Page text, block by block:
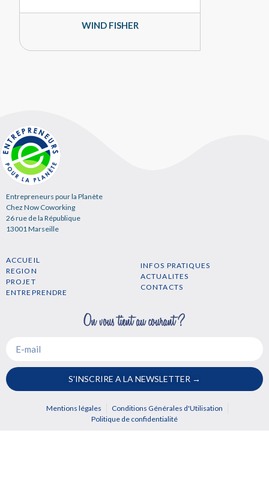
WIND FISHER
Entrepreneurs pour la Planète
Chez Now Coworking
26 rue de la République
13001 Marseille
ACCUEIL
REGION
PROJET
ENTREPRENDRE
INFOS PRATIQUES
ACTUALITES
CONTACTS
S'INSCRIRE A LA NEWSLETTER →
Mentions légales
Conditions Générales d'Utilisation
Politique de confidentialité